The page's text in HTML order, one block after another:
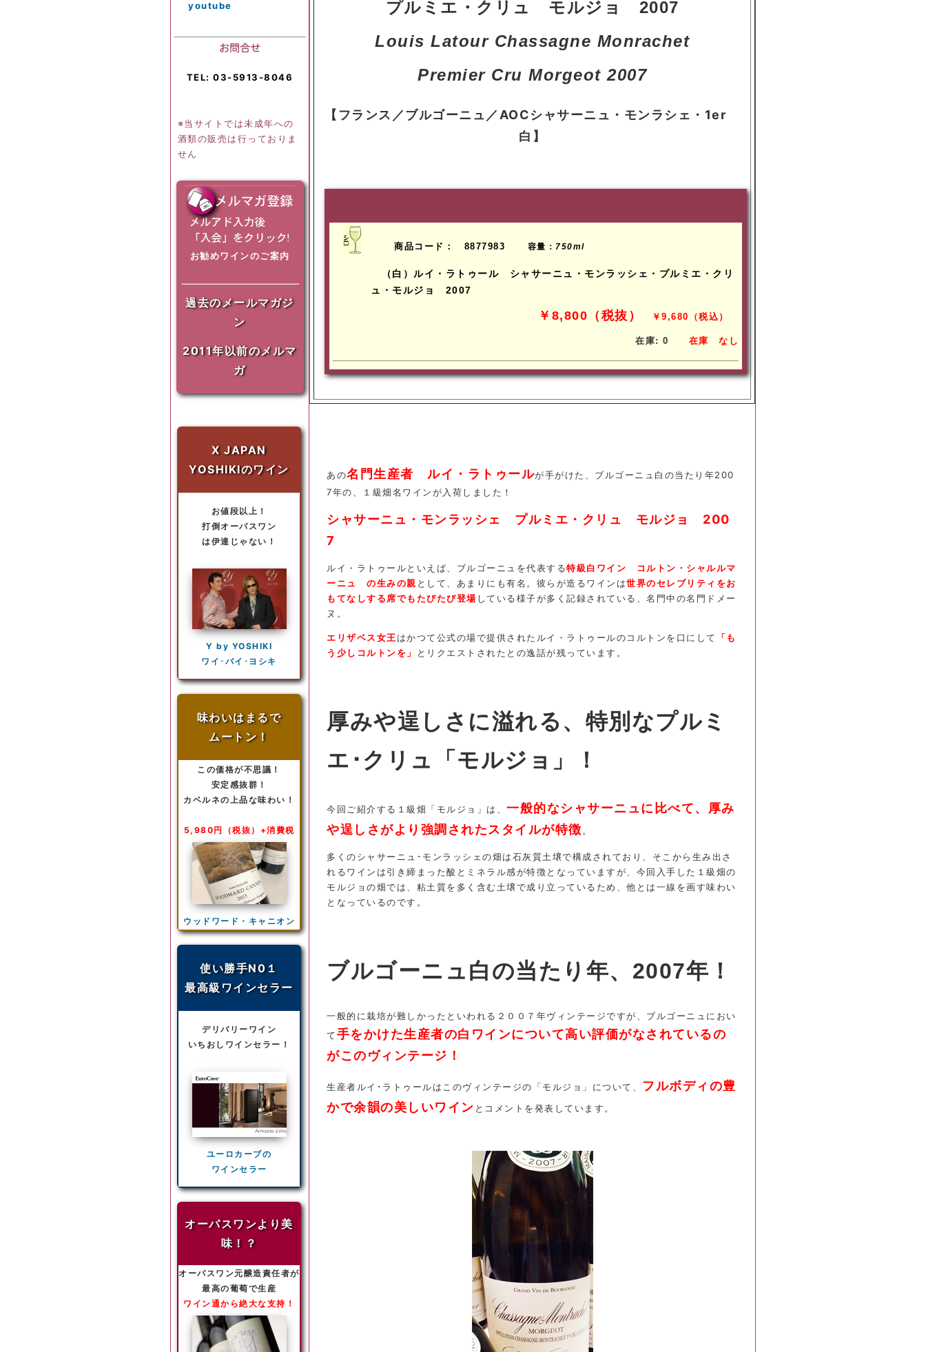
youtube
TEL: 03-5913-8046
※当サイトでは未成年への
酒類の販売は行っておりま
せん
お勧めワインのご案内
過去のメールマガジ
ン
2011年以前のメルマ
ガ
X JAPAN
YOSHIKIのワイン
お値段以上！
打倒オーパスワン
は伊達じゃない！
Y by YOSHIKI
ワイ･バイ･ヨシキ
味わいはまるで
ムートン！
この価格が不思議！
安定感抜群！
カベルネの上品な味わい！
5,980円（税抜）+消費税
ウッドワード・キャニオン
使い勝手N0１
最高級ワインセラー
デリバリーワイン
いちおしワインセラー！
ユーロカーブの
ワインセラー
オーパスワンより美
味！？
オーパスワン元醸造責任者が
最高の葡萄で生産
ワイン通から絶大な支持！
プルミエ・クリュ モルジョ 2007
Louis Latour Chassagne Monrachet
Premier Cru Morgeot 2007
【フランス／ブルゴーニュ／AOCシャサーニュ・モンラシェ・1er
白】
商品コード： 8877983 容量： 750ml
（白）ルイ・ラトゥール シャサーニュ・モンラッシェ・プルミエ・クリ
ュ・モルジョ 2007
￥8,800（税抜） ￥9,680（税込）
在庫: 0 在庫 なし
あの名門生産者 ルイ・ラトゥールが手がけた、ブルゴーニュ白の当たり年200
7年の、１級畑名ワインが入荷しました！
シャサーニュ・モンラッシェ プルミエ・クリュ モルジョ 200
7
ルイ・ラトゥールといえば、ブルゴーニュを代表する特級白ワイン コルトン・シャルルマ
ーニュ の生みの親 として、あまりにも有名。彼らが造るワインは世界のセレブリティをお
もてなしする席でもたびたび登場している様子が多く記録されている、名門中の名門ドメー
ヌ。
エリザベス女王はかつて公式の場で提供されたルイ・ラトゥールのコルトンを口にして
「も
う少しコルトンを」
とリクエストされたとの逸話が残っています。
厚みや逞しさに溢れる、特別なプルミ
エ･クリュ「モルジョ」！
今回ご紹介する１級畑「モルジョ」は、 一般的なシャサーニュに比べて、厚み
や逞しさがより強調されたスタイルが特徴 。
多くのシャサーニュ･モンラッシェの畑は石灰質土壌で構成されており、そこから生み出さ
れるワインは引き締まった酸とミネラル感が特徴となっていますが、今回入手した１級畑の
モルジョの畑では、粘土質を多く含む土壌で成り立っているため、他とは一線を画す味わい
となっているのです。
ブルゴーニュ白の当たり年、2007年！
一般的に栽培が難しかったといわれる２００７年ヴィンテージですが、ブルゴーニュにおい
て手をかけた生産者の白ワインについて高い評価がなされているの
がこのヴィンテージ！
生産者ルイ･ラトゥールはこのヴィンテージの「モルジョ」について、
フルボディの豊
かで余韻の美しいワイン とコメントを発表しています。